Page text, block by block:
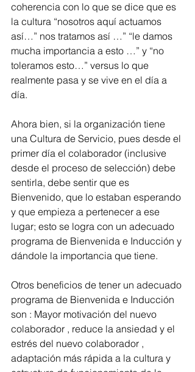
coherencia con lo que se dice que es
la cultura “nosotros aquí actuamos
así…” nos tratamos así …” “le damos
mucha importancia a esto …” y “no
toleramos esto…” versus lo que
realmente pasa y se vive en el día a
día.
Ahora bien, si la organización tiene
una Cultura de Servicio, pues desde el
primer día el colaborador (inclusive
desde el proceso de selección) debe
sentirla, debe sentir que es
Bienvenido, que lo estaban esperando
y que empieza a pertenecer a ese
lugar; esto se logra con un adecuado
programa de Bienvenida e Inducción y
dándole la importancia que tiene.
Otros beneficios de tener un adecuado
programa de Bienvenida e Inducción
son : Mayor motivación del nuevo
colaborador , reduce la ansiedad y el
estrés del nuevo colaborador ,
adaptación más rápida a la cultura y